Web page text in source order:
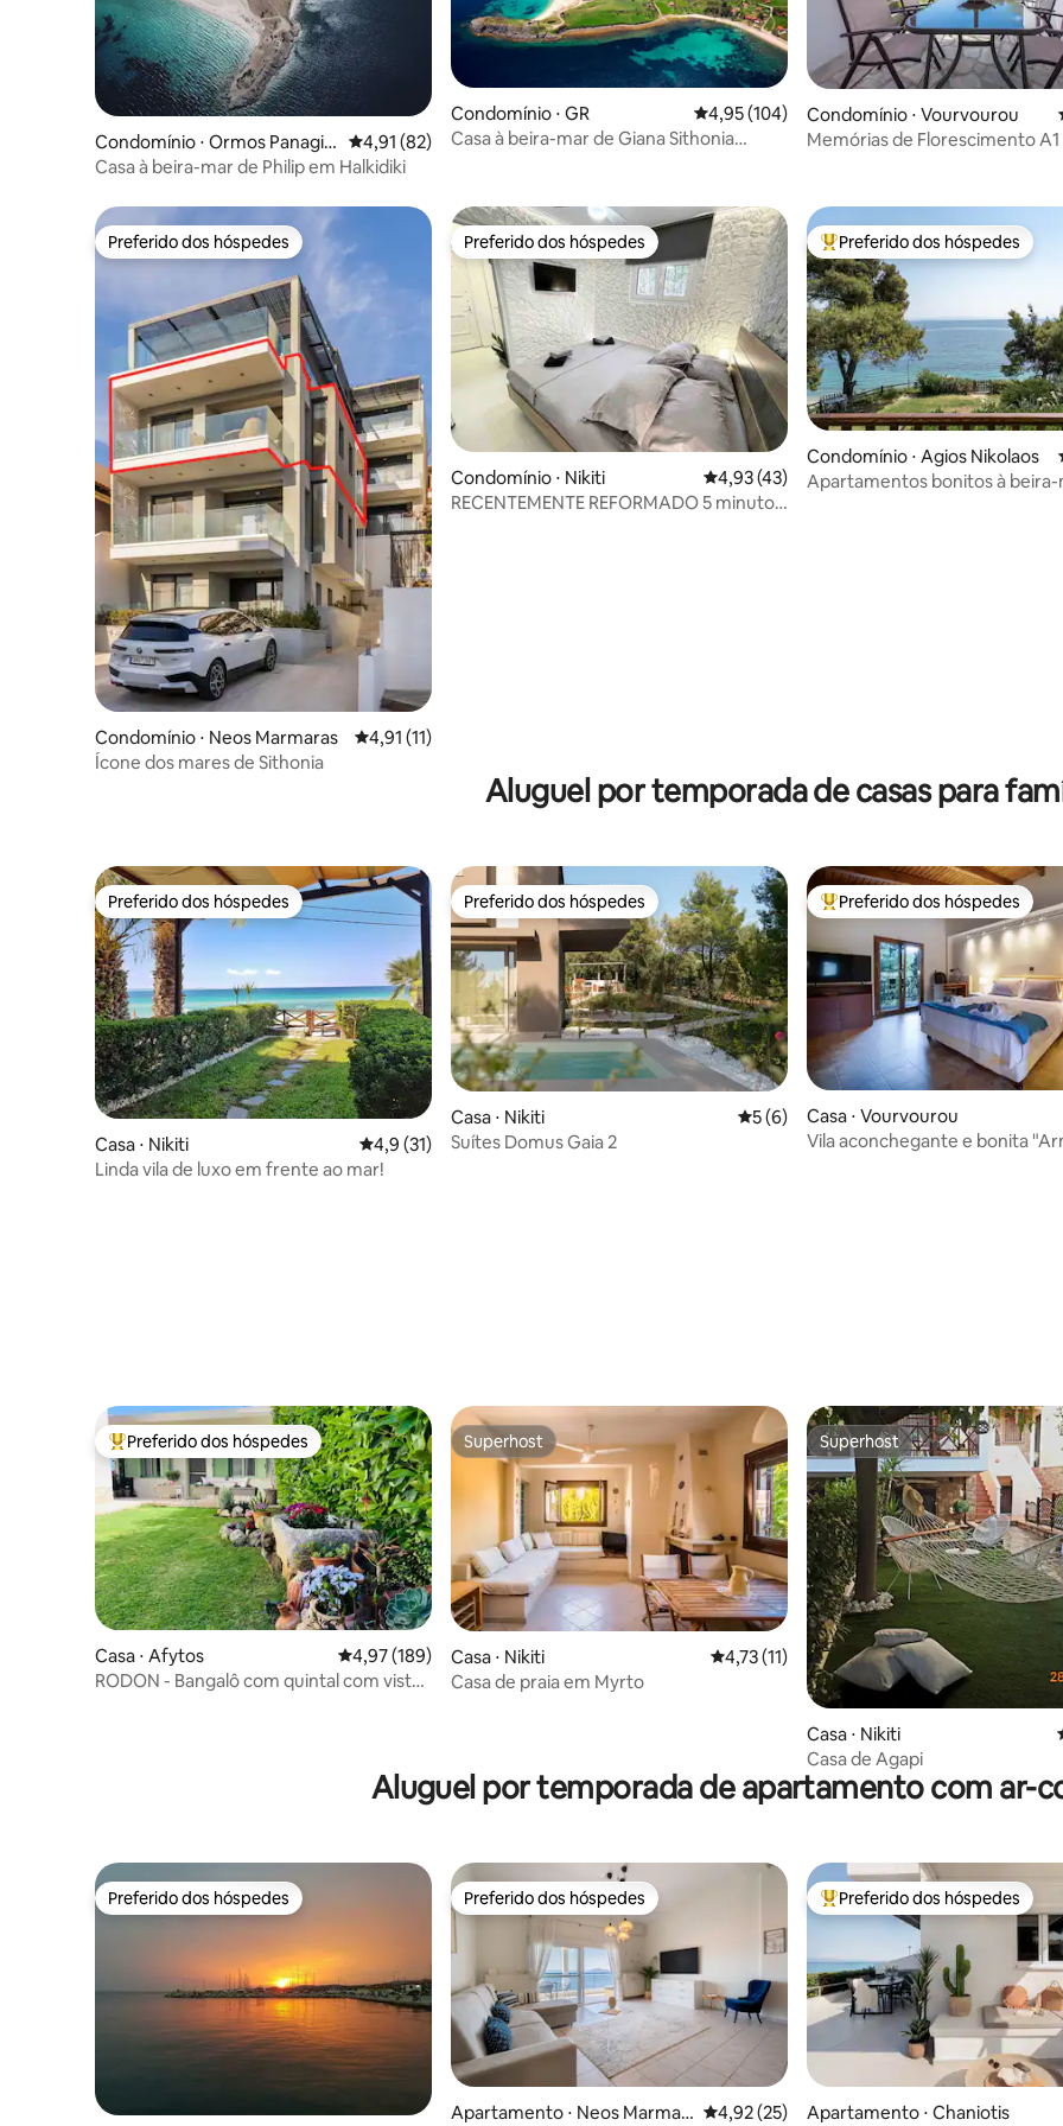
Condomínio ⋅ Ormos Panagia
s
4,91 de uma avaliação média de 5, 82 avaliações
4,91 (82)
Casa à beira-mar de Philip em Halkidiki
Condomínio ⋅ GR 4,95 de uma avaliação média de 5, 104
4,95 (104)
Casa à beira-mar de Giana Sithonia
Condomínio ⋅ Vourvourou
Memórias de Florescimento A1
Preferido dos hóspedes
Preferido dos hóspedes
Condomínio ⋅ Neos Marmaras 4,91 de uma avaliação média de 5, 11 avaliações
4,91 (11)
Ícone dos mares de Sithonia
Preferido dos hóspedes
Preferido dos hóspedes
Condomínio ⋅ Nikiti 4,93 de uma avaliação média de 5, 43
4,93 (43)
RECENTEMENTE REFORMADO 5 minutos
Entre os melhores preferidos
Preferido dos hóspedes
Condomínio ⋅ Agios Nikolaos
Apartamentos bonitos à beira-
Aluguel por temporada de casas para
Preferido dos hóspedes
Preferido dos hóspedes
Casa ⋅ Nikiti 4,9 de uma avaliação média de 5, 31 avaliações
4,9 (31)
Linda vila de luxo em frente ao mar!
Preferido dos hóspedes
Preferido dos hóspedes
Casa ⋅ Nikiti 5 de uma avaliação média de 5, 6
5 (6)
Suítes Domus Gaia 2
Entre os melhores preferidos
Preferido dos hóspedes
Casa ⋅ Vourvourou
Vila aconchegante e bonita
Entre os melhores preferidos dos hóspedes
Preferido dos hóspedes
Casa ⋅ Afytos 4,97 de uma avaliação média de 5, 189 avaliações
4,97 (189)
RODON - Bangalô com quintal com vista
Superhost
Superhost
Casa ⋅ Nikiti 4,73 de uma avaliação média de 5, 11
4,73 (11)
Casa de praia em Myrto
Superhost
Superhost
Casa ⋅ Nikiti
Casa de Agapi
Aluguel por temporada de apartamento com ar-
Preferido dos hóspedes
Preferido dos hóspedes Preferido dos hóspedes
Preferido dos hóspedes
Apartamento ⋅ Neos Marmar
4,92 de uma avaliação média de 5, 25
4,92 (25)
Entre os melhores preferidos
Preferido dos hóspedes
Apartamento ⋅ Chaniotis